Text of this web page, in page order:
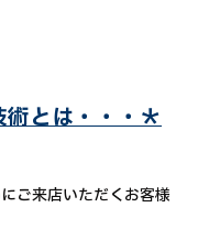
とは・・・＊
ご来店いただくお客様